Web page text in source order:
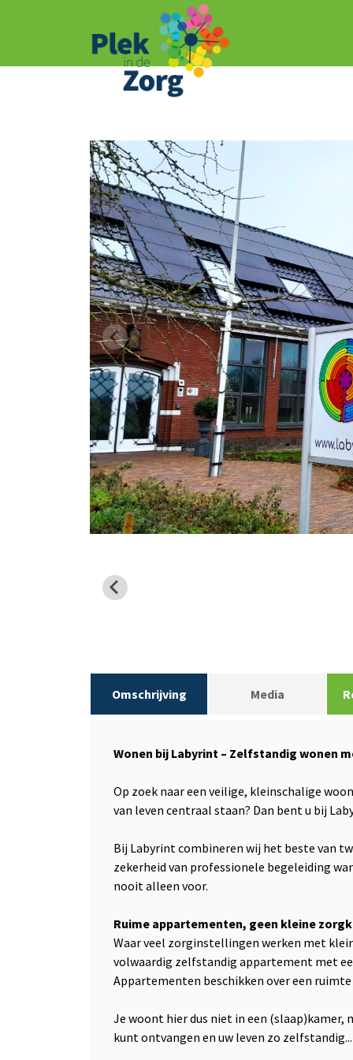
Omschrijving Media
Wonen bij Labyrint – Zelfstandig wonen
Op zoek naar een veilige, kleinschalige
van leven centraal staan? Dan bent u bij
Bij Labyrint combineren wij het beste van
zekerheid van professionele begeleiding
nooit alleen voor.
Ruime appartementen, geen kleine
Waar veel zorginstellingen werken met
volwaardig zelfstandig appartement met
Appartementen beschikken over een ruimte
Je woont hier dus niet in een (slaap)kamer,
kunt ontvangen en uw leven zo zelfstandig...